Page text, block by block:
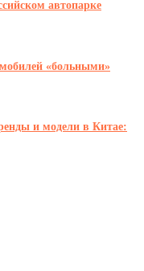
автопарке
«больными»
и модели в Китае: